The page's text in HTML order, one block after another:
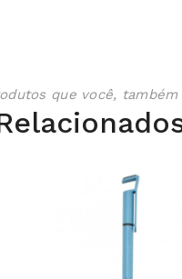
que você, também